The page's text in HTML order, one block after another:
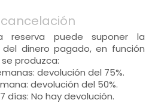
reserva puede suponer la
dinero pagado, en función
produzca:
devolución del 75%.
devolución del 50%.
días: No hay devolución.